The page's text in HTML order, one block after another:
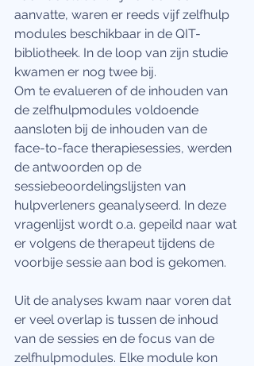
aanvatte, waren er reeds vijf zelfhulp
modules beschikbaar in de QIT-
bibliotheek. In de loop van zijn studie
kwamen er nog twee bij.
Om te evalueren of de inhouden van
de zelfhulpmodules voldoende
aansloten bij de inhouden van de
face-to-face therapiesessies, werden
de antwoorden op de
sessiebeoordelingslijsten van
hulpverleners geanalyseerd. In deze
vragenlijst wordt o.a. gepeild naar wat
er volgens de therapeut tijdens de
voorbije sessie aan bod is gekomen.
Uit de analyses kwam naar voren dat
er veel overlap is tussen de inhoud
van de sessies en de focus van de
zelfhulpmodules. Elke module kon